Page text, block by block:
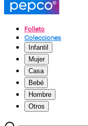
Folleto
Colecciones
Infantil
Mujer
Casa
Bebé
Hombre
Otros